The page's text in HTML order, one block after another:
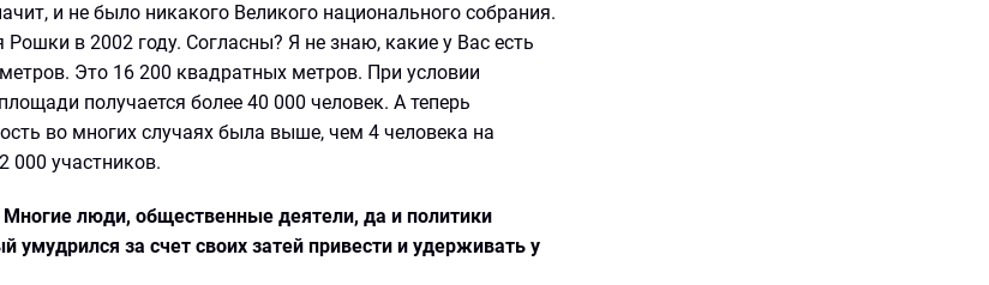
и не было никакого Великого национального собрания.
в 2002 году. Согласны? Я не знаю, какие у Вас есть
Это 16 200 квадратных метров. При условии
получается более 40 000 человек. А теперь
во многих случаях была выше, чем 4 человека на
000 участников.
люди, общественные деятели, да и политики
за счет своих затей привести и удерживать у